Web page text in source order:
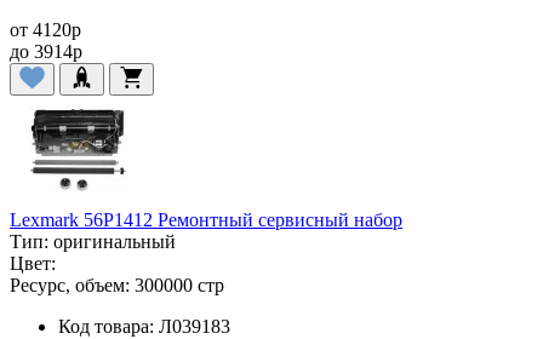
от 4120p
до 3914p
Lexmark 56P1412 Ремонтный сервисный набор
Тип: оригинальный
Цвет:
Ресурс, объем: 300000 стр
Код товара: Л039183